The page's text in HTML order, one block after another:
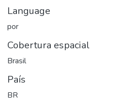
Language
por
Cobertura espacial
Brasil
País
BR